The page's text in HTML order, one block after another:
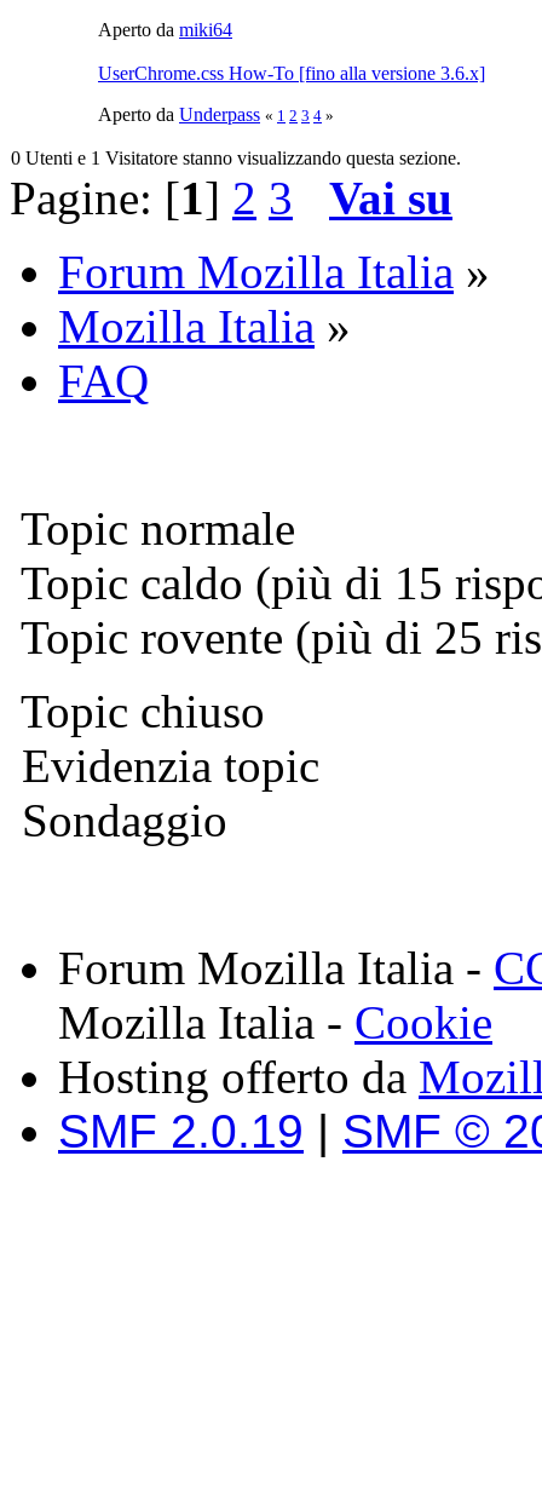
Aperto da miki64
UserChrome.css How-To [fino alla versione 3.6.x]
Aperto da Underpass « 1 2 3 4 »
0 Utenti e 1 Visitatore stanno visualizzando questa sezione.
Pagine: [1] 2 3
Vai su
Forum Mozilla Italia »
Mozilla Italia »
FAQ
Topic normale
Topic caldo (più di 15
Topic rovente (più di 25
Topic chiuso
Evidenzia topic
Sondaggio
Forum Mozilla Italia -
Mozilla Italia - Cookie
Hosting offerto da
SMF 2.0.19 | SMF ©